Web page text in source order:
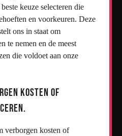
keuze selecteren die
en voorkeuren. Deze
ons in staat om
te nemen en de meest
die voldoet aan onze
kosten of
verborgen kosten of